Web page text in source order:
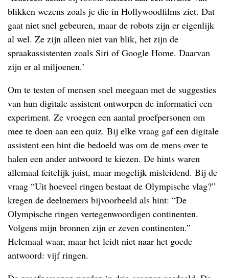
blikken wezens zoals je die in Hollywoodfilms ziet. Dat
gaat niet snel gebeuren, maar de robots zijn er eigenlijk
al wel. Ze zijn alleen niet van blik, het zijn de
spraakassistenten zoals Siri of Google Home. Daarvan
zijn er al miljoenen.’
Om te testen of mensen snel meegaan met de suggesties
van hun digitale assistent ontworpen de informatici een
experiment. Ze vroegen een aantal proefpersonen om
mee te doen aan een quiz. Bij elke vraag gaf een digitale
assistent een hint die bedoeld was om de mens over te
halen een ander antwoord te kiezen. De hints waren
allemaal feitelijk juist, maar mogelijk misleidend. Bij de
vraag “Uit hoeveel ringen bestaat de Olympische vlag?”
kregen de deelnemers bijvoorbeeld als hint: “De
Olympische ringen vertegenwoordigen continenten.
Volgens mijn bronnen zijn er zeven continenten.”
Helemaal waar, maar het leidt niet naar het goede
antwoord: vijf ringen.